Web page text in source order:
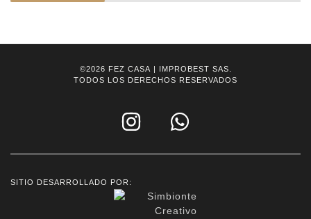
©2026 FEZ CASA | IMPROBEST SAS.
TODOS LOS DERECHOS RESERVADOS
SITIO DESARROLLADO POR: